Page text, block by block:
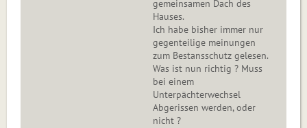
gemeinsamen Dach des
Hauses.
Ich habe bisher immer nur
gegenteilige meinungen
zum Bestansschutz gelesen.
Was ist nun richtig ? Muss
bei einem
Unterpächterwechsel
Abgerissen werden, oder
nicht ?